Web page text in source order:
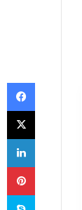
Facebook
X
LinkedIn
Pinterest
Skype